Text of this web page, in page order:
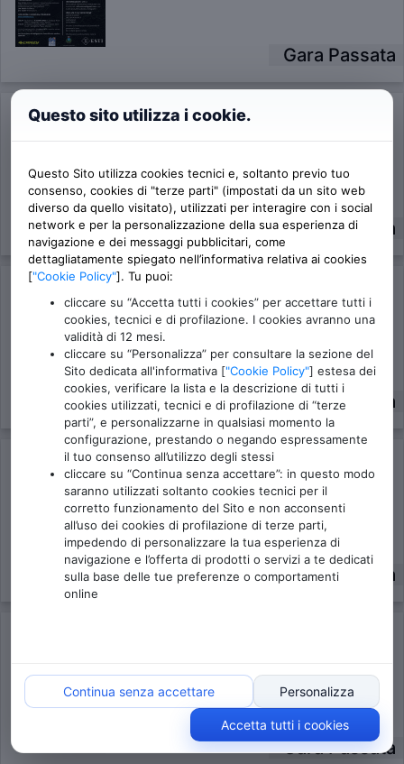
Gara Passata
SMAT - Sasso Marconi Trail
Gara Passata
Maratona della Valle Intrasca
Domenica, 07 Giugno 2026
Verbania (VB)
Gara Passata
1° Trail del Ramaceto
Domenica, 07 Giugno 2026
San Colombano Certènoli (GE)
Gara Passata
Gara Passata
Questo sito utilizza i cookie.
Questo Sito utilizza cookies tecnici e, soltanto previo tuo
consenso, cookies di "terze parti" (impostati da un sito web
diverso da quello visitato), utilizzati per interagire con i social
network e per la personalizzazione della sua esperienza di
navigazione e dei messaggi pubblicitari, come
dettagliatamente spiegato nell’informativa relativa ai cookies
["Cookie Policy"]. Tu puoi:
cliccare su “Accetta tutti i cookies” per accettare tutti i
cookies, tecnici e di profilazione. I cookies avranno una
validità di 12 mesi.
cliccare su “Personalizza” per consultare la sezione del
Sito dedicata all'informativa ["Cookie Policy"] estesa dei
cookies, verificare la lista e la descrizione di tutti i
cookies utilizzati, tecnici e di profilazione di “terze
parti”, e personalizzarne in qualsiasi momento la
configurazione, prestando o negando espressamente
il tuo consenso all’utilizzo degli stessi
cliccare su “Continua senza accettare”: in questo modo
saranno utilizzati soltanto cookies tecnici per il
corretto funzionamento del Sito e non acconsenti
all’uso dei cookies di profilazione di terze parti,
impedendo di personalizzare la tua esperienza di
navigazione e l’offerta di prodotti o servizi a te dedicati
sulla base delle tue preferenze o comportamenti
online
Continua senza accettare Personalizza
Accetta tutti i cookies